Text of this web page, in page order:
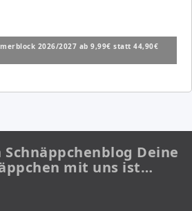
2026/2027 ab 9,99€ statt 44,90€
Schnäppchenblog Deine
mit uns ist…